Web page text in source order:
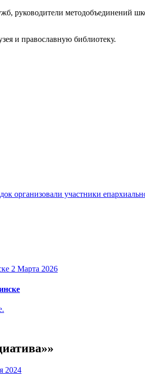
руководители методобъединений
и православную библиотеку.
организовали участники
2 Марта 2026
2024